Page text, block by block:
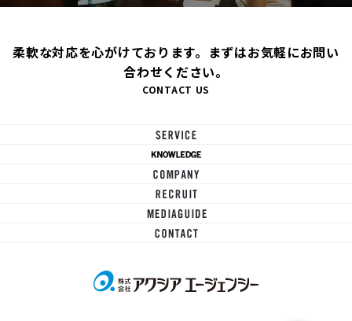
柔軟な対応を心がけております。まずはお気軽にお問い
合わせください。
CONTACT US